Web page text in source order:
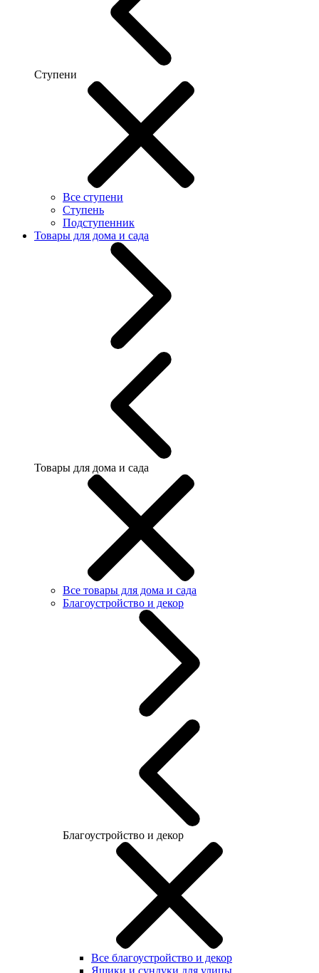
Ступени
Все ступени
Ступень
Подступенник
Товары для дома и сада
Товары для дома и сада
Все товары для дома и сада
Благоустройство и декор
Благоустройство и декор
Все благоустройство и декор
Ящики и сундуки для улицы